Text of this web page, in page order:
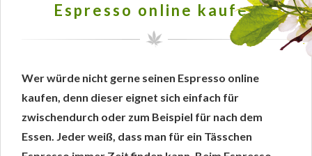
Espresso online kaufen
Wer würde nicht gerne seinen Espresso online
kaufen, denn dieser eignet sich einfach für
zwischendurch oder zum Beispiel für nach dem
Essen. Jeder weiß, dass man für ein Tässchen